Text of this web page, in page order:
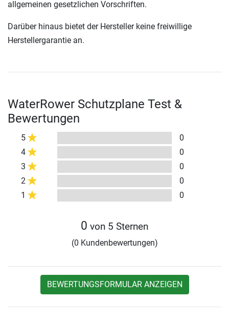
allgemeinen gesetzlichen Vorschriften.
Darüber hinaus bietet der Hersteller keine freiwillige
Herstellergarantie an.
WaterRower Schutzplane Test &
Bewertungen
5
0
4
0
3
0
2
0
1
0
0 von 5 Sternen
(0 Kundenbewertungen)
BEWERTUNGSFORMULAR ANZEIGEN